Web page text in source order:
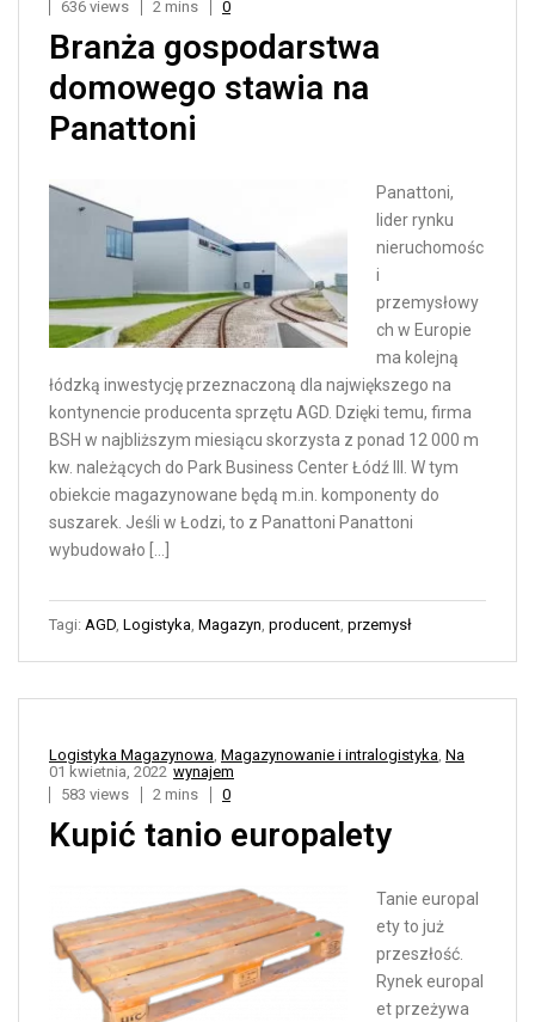
636 views 2 mins 0
Branża gospodarstwa
domowego stawia na
Panattoni
Panattoni,
lider rynku
nieruchomośc
i
przemysłowy
ch w Europie
ma kolejną
łódzką inwestycję przeznaczoną dla największego na
kontynencie producenta sprzętu AGD. Dzięki temu, firma
BSH w najbliższym miesiącu skorzysta z ponad 12 000 m
kw. należących do Park Business Center Łódź III. W tym
obiekcie magazynowane będą m.in. komponenty do
suszarek. Jeśli w Łodzi, to z Panattoni Panattoni
wybudowało […]
Tagi: AGD, Logistyka, Magazyn, producent, przemysł
Logistyka Magazynowa, Magazynowanie i intralogistyka, Na
wynajem
01 kwietnia, 2022
583 views
2 mins 0
Kupić tanio europalety
Tanie europal
ety to już
przeszłość.
Rynek europal
et przeżywa